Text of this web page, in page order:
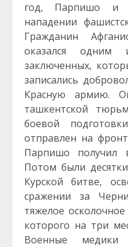
год, Парпишо и
нападении
Гражданин
оказался одним
заключенных,
записались
Красную армию.
ташкентской
боевой
отправлен на
Парпишо получил
Потом были
Курской битве,
сражении за
тяжелое
которого на три
Военные медики